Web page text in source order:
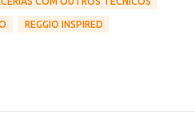
REGGIO INSPIRED